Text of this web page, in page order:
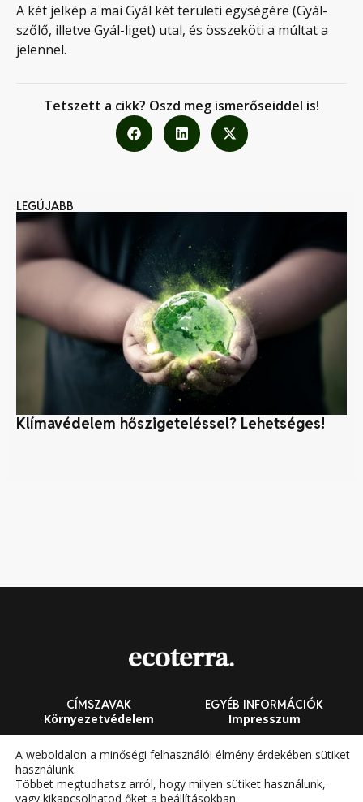
A két jelkép a mai Gyál két területi egységére (Gyál-
szőlő, illetve Gyál-liget) utal, és összeköti a múltat a
jelennel.
Tetszett a cikk? Oszd meg ismerőseiddel is!
LEGÚJABB
Klímavédelem hőszigeteléssel? Lehetséges!
CÍMSZAVAK
Környezetvédelem
Fenntarthatóság
Megújuló energia
EGYÉB INFORMÁCIÓK
Impresszum
Általános Szerződési
A weboldalon a minőségi felhasználói élmény érdekében sütiket
használunk.
Többet megtudhatsz arról, hogy milyen sütiket használunk,
vagy kikapcsolhatod őket a beállításokban.